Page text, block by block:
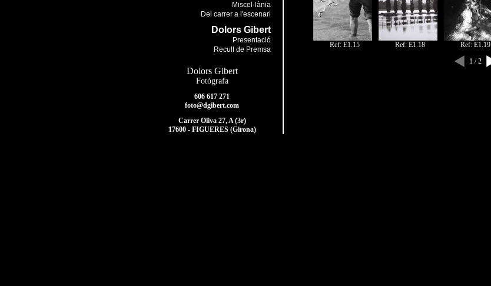
Miscel·lània
Del carrer a l'escenari
Dolors Gibert
Presentació
Recull de Premsa
Dolors Gibert
Fotògrafa
606 617 271
foto@dgibert.com
Carrer Oliva 27, A (3r)
17600 - FIGUERES (Girona)
Ref: E1.15 Ref: E1.18 Ref: E1.19
1 / 2